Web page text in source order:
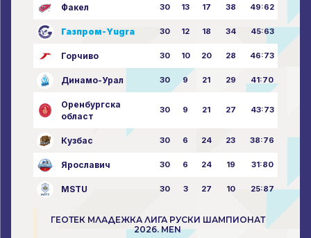
Факел 30 13 17 38 49:62
Газпром-Yugra 30 12 18 34 45:63
Горчиво 30 10 20 28 46:73
Динамо-Урал 30 9 21 29 41:70
Оренбургска
област
30 9 21 27 43:73
Кузбас 30 6 24 23 38:76
Ярославич 30 6 24 19 31:80
MSTU 30 3 27 10 25:87
ГЕОТЕК МЛАДЕЖКА ЛИГА РУСКИ ШАМПИОНАТ
2026. MEN